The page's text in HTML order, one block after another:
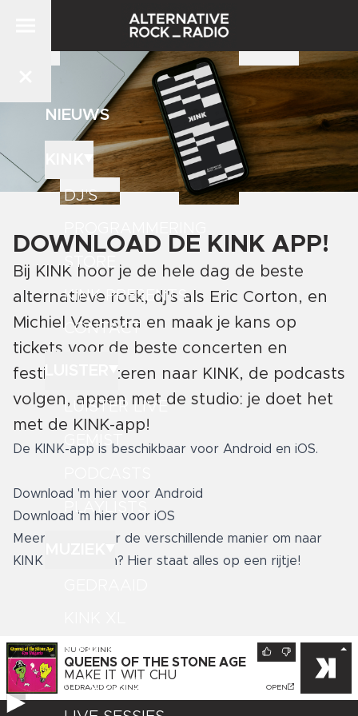
NIEUWS
DJ'S
STORE
KINK PRESENTS
CONTACT
LUISTER LIVE
GEMIST
PLAYLISTS
KINK 1500
HITLIJSTEN
DOWNLOAD DE KINK APP!
Bij KINK hoor je de hele dag de beste
alternatieve rock, dj's als Eric Corton, en
Michiel Veenstra en maak je kans op
tickets voor de beste concerten en
festivals. Luisteren naar KINK, de podcasts
volgen, appen met de studio: je doet het
met de KINK-app!
De KINK-app is beschikbaar voor Android en iOS.
Download 'm hier voor Android
Download 'm hier voor iOS
Meer weten over de verschillende manier om naar
KINK te luisteren? Hier staat alles op een rijtje!
NU OP KINK
QUEENS OF THE STONE AGE
MAKE IT WIT CHU
GEDRAAID OP KINK OPEN